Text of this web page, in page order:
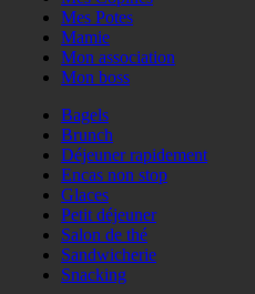
Mes Potes
Mamie
Mon association
Mon boss
Bagels
Brunch
Déjeuner rapidement
Encas non stop
Glaces
Petit déjeuner
Salon de thé
Sandwicherie
Snacking